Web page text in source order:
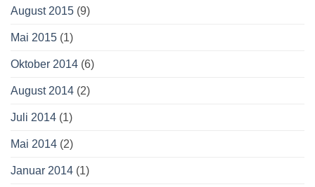
August 2015 (9)
Mai 2015 (1)
Oktober 2014 (6)
August 2014 (2)
Juli 2014 (1)
Mai 2014 (2)
Januar 2014 (1)